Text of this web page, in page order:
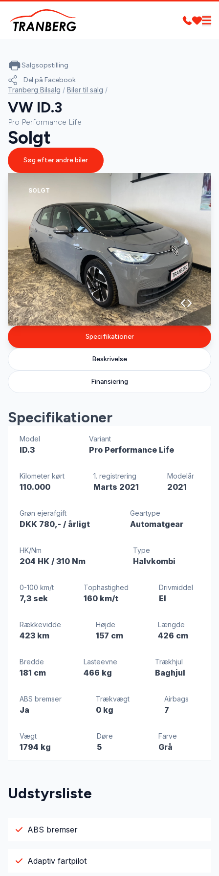
SOLGT
Specifikationer
Beskrivelse
Finansiering
Specifikationer
Model
ID.3
Variant
Pro Performance Life
Kilometer kørt
110.000
1. registrering
Marts 2021
Modelår
2021
Grøn ejerafgift
DKK 780,- / årligt
Geartype
Automatgear
HK/Nm
204 HK / 310 Nm
Type
Halvkombi
0-100 km/t
7,3 sek
Tophastighed
160 km/t
Drivmiddel
El
Rækkevidde
423 km
Højde
157 cm
Længde
426 cm
Bredde
181 cm
Lasteevne
466 kg
Trækhjul
Baghjul
ABS bremser
Ja
Trækvægt
0 kg
Airbags
7
Vægt
1794 kg
Døre
5
Farve
Grå
Udstyrsliste
ABS bremser
Adaptiv fartpilot
Salgsopstilling
Del på Facebook
Tranberg Bilsalg / Biler til salg /
VW ID.3
Pro Performance Life
Solgt
Søg efter andre biler